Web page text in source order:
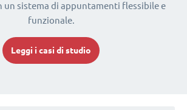
un sistema di appuntamenti flessibile e
funzionale.
Leggi i casi di studio